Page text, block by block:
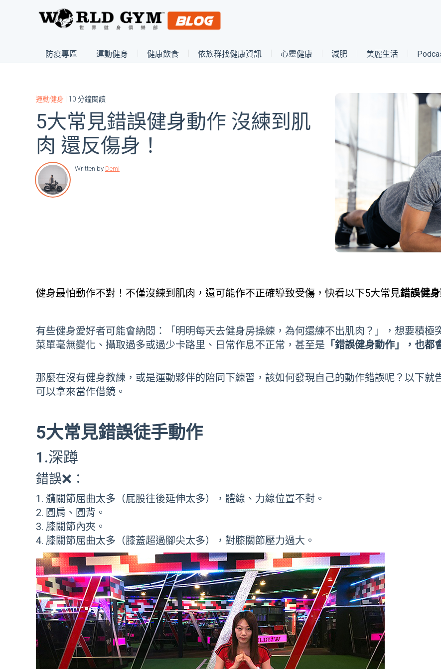
防疫專區 運動健身 健康飲食 依族群找健康資訊 心靈健康 減肥 美麗生活
運動健身 | 10 分鐘閱讀
5大常見錯誤健身動作 沒練到肌
肉 還反傷身！
Written by Demi
健身最怕動作不對！不僅沒練到肌肉，還可能作不正確導致受傷，快看以下5大常見錯誤健
有些健身愛好者可能會納悶：「明明每天去健身房操練，為何還練不出肌肉？」，想要積極
菜單毫無變化、攝取過多或過少卡路里、日常作息不正常，甚至是 「錯誤健身動作」，也都
那麼在沒有健身教練，或是運動夥伴的陪同下練習，該如何發現自己的動作錯誤呢？以下
可以拿來當作借鏡。
5大常見錯誤徒手動作
1.深蹲
錯誤❌：
髖關節屈曲太多（屁股往後延伸太多），體線、力線位置不對。
圓肩、圓背。
膝關節內夾。
膝關節屈曲太多（膝蓋超過腳尖太多），對膝關節壓力過大。